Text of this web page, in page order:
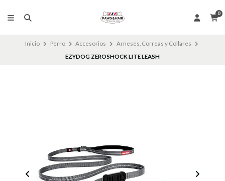
0
Inicio Perro Accesorios
Arneses, Correas y Collares
EZYDOG ZEROSHOCK LITE LEASH